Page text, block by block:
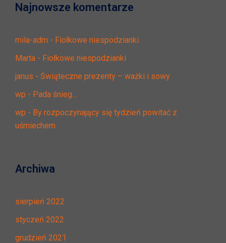
Najnowsze komentarze
mila-adm - Fiołkowe niespodzianki
Marta - Fiołkowe niespodzianki
janus - Świąteczne prezenty – ważki i sowy
wp - Pada śnieg…
wp - By rozpoczynający się tydzień powitać z
uśmiechem
Archiwa
sierpień 2022
styczeń 2022
grudzień 2021